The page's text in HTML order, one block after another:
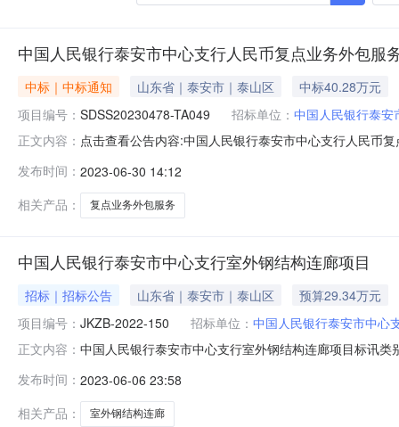
中国人民银行泰安市中心支行人民币复点业务外包服
中标｜中标通知 山东省｜泰安市｜泰山区
中标40.28万元
项目编号： SDSS20230478-TA049 招标单位： 中国人民银行泰安
正文内容： 点击查看公告内容:中国人民银行泰安市中心支行人民币
项目：中标人：山东泰山保安服务有限公司中标价格：
价费发
发布时间： 2023-06-30 14:12
相关产品：
复点业务外包服务
中国人民银行泰安市中心支行室外钢结构连廊项目
招标｜招标公告 山东省｜泰安市｜泰山区
预算29.34万元
项目编号： JKZB-2022-150 招标单位： 中国人民银行泰安市中心
正文内容： 中国人民银行泰安市中心支行室外钢结构连廊项目标讯
支行室外钢结构连廊项目，招标人为中国人民银行泰安
人民银行
发布时间： 2023-06-06 23:58
相关产品：
室外钢结构连廊